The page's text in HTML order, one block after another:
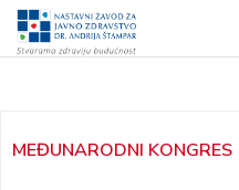
Skoči
MEĐUNARODNI KONGRES